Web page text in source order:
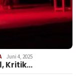
Juni 4, 2025
Kritik…